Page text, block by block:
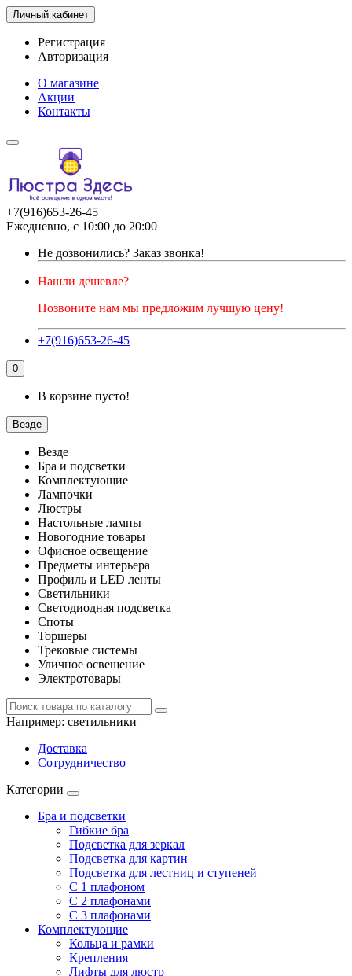
Личный кабинет
Регистрация
Авторизация
О магазине
Акции
Контакты
+7(916)653-26-45
Ежедневно, с 10:00 до 20:00
Не дозвонились? Заказ звонка!
Нашли дешевле?
Позвоните нам мы предложим лучшую цену!
+7(916)653-26-45
0
В корзине пусто!
Везде
Везде
Бра и подсветки
Комплектующие
Лампочки
Люстры
Настольные лампы
Новогодние товары
Офисное освещение
Предметы интерьера
Профиль и LED ленты
Светильники
Светодиодная подсветка
Споты
Торшеры
Трековые системы
Уличное освещение
Электротовары
Например: светильники
Доставка
Сотрудничество
Категории
Бра и подсветки
Гибкие бра
Подсветка для зеркал
Подсветка для картин
Подсветка для лестниц и ступеней
С 1 плафоном
С 2 плафонами
С 3 плафонами
Комплектующие
Кольца и рамки
Крепления
Лифты для люстр